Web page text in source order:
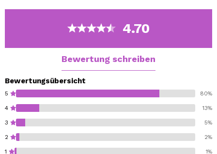
4.70
Bewertung schreiben
Bewertungsübersicht
5 80%
4 13%
3 5%
2 2%
1 1%